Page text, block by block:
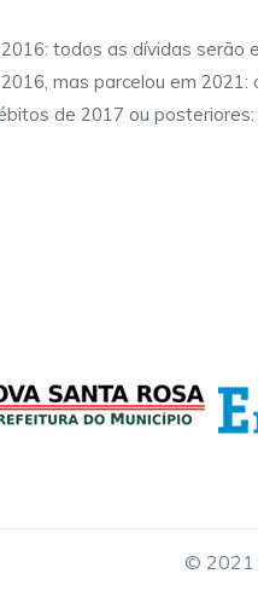
todos as dívidas serão
mas parcelou em
de 2017 ou
© 2021